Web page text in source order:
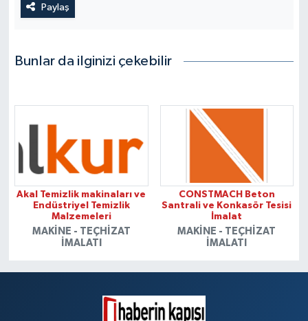
Paylaş
Bunlar da ilginizi çekebilir
Akal Temizlik makinaları ve
Endüstriyel Temizlik
Malzemeleri
MAKINE - TEÇHIZAT
İMALATI
CONSTMACH Beton
Santrali ve Konkasör Tesisi
İmalat
MAKINE - TEÇHIZAT
İMALATI